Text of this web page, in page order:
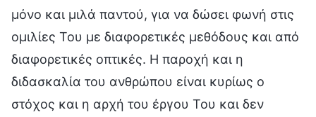
μόνο και μιλά παντού, για να δώσει φωνή στις
ομιλίες Του με διαφορετικές μεθόδους και από
διαφορετικές οπτικές. Η παροχή και η
διδασκαλία του ανθρώπου είναι κυρίως ο
στόχος και η αρχή του έργου Του και δεν